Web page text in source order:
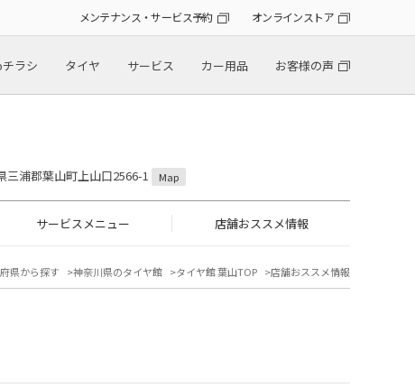
メンテナンス・サービス予約 オンラインストア
ラシ タイヤ サービス カー用品 お客様の声
浦郡葉山町上山口2566-1 Map
サービスメニュー 店舗おススメ情報
県から探す 神奈川県のタイヤ館 タイヤ館 葉山TOP 店舗おススメ情報